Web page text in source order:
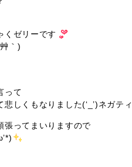
くゼリーです
｀)
って
しくもなりました(‘_’)ネガテ
張ってまいりますので